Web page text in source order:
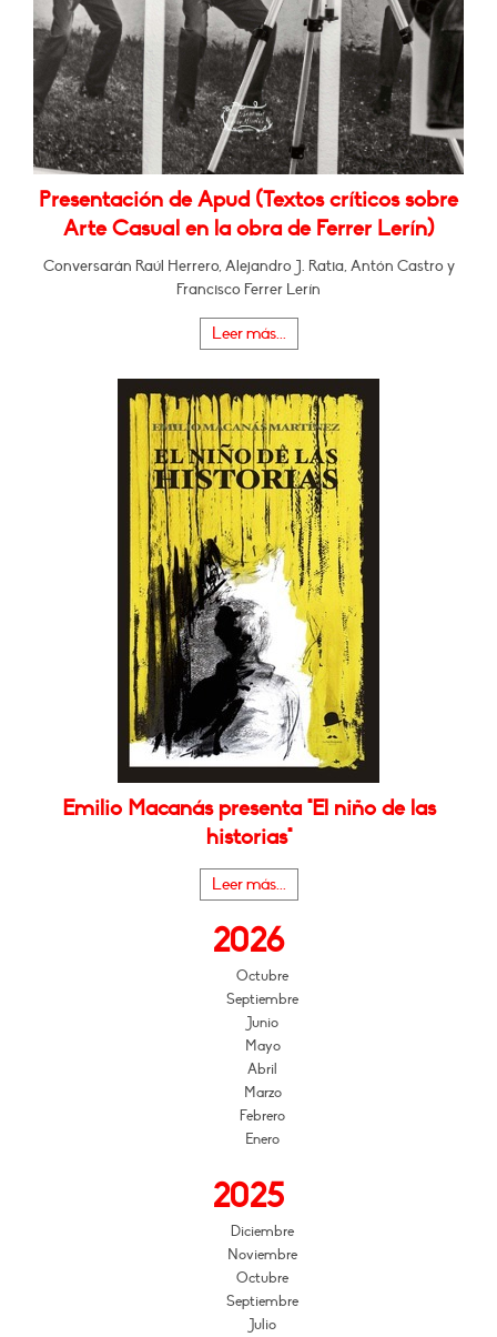
Presentación de Apud (Textos críticos sobre
Arte Casual en la obra de Ferrer Lerín)
Conversarán Raúl Herrero, Alejandro J. Ratia, Antón Castro y
Francisco Ferrer Lerín
Leer más...
Emilio Macanás presenta "El niño de las
historias"
Leer más...
2026
Octubre
Septiembre
Junio
Mayo
Abril
Marzo
Febrero
Enero
2025
Diciembre
Noviembre
Octubre
Septiembre
Julio